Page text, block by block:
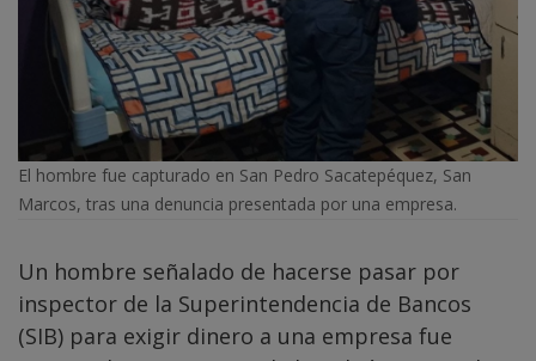
El hombre fue capturado en San Pedro Sacatepéquez, San
Marcos, tras una denuncia presentada por una empresa.
Un hombre señalado de hacerse pasar por
inspector de la Superintendencia de Bancos
(SIB) para exigir dinero a una empresa fue